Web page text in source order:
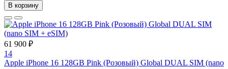
В корзину
61 900 ₽
14
Apple iPhone 16 128GB Pink (Розовый) Global DUAL SIM (nano